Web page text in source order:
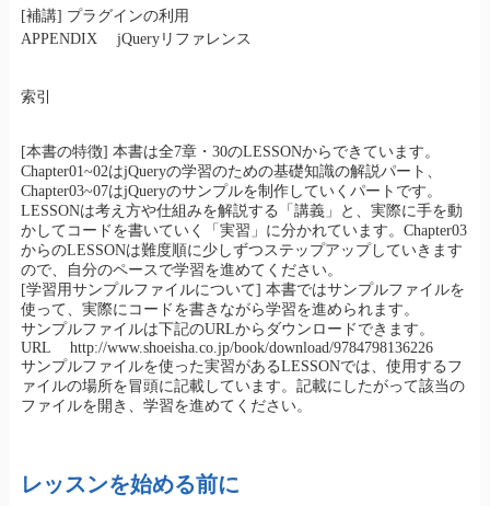
[補講] プラグインの利用
APPENDIX jQueryリファレンス
索引
[本書の特徴] 本書は全7章・30のLESSONからできています。
Chapter01~02はjQueryの学習のための基礎知識の解説パート、
Chapter03~07はjQueryのサンプルを制作していくパートです。
LESSONは考え方や仕組みを解説する「講義」と、実際に手を動
かしてコードを書いていく「実習」に分かれています。Chapter03
からのLESSONは難度順に少しずつステップアップしていきます
ので、自分のペースで学習を進めてください。
[学習用サンプルファイルについて] 本書ではサンプルファイルを
使って、実際にコードを書きながら学習を進められます。
サンプルファイルは下記のURLからダウンロードできます。
URL http://www.shoeisha.co.jp/book/download/9784798136226
サンプルファイルを使った実習があるLESSONでは、使用するフ
ァイルの場所を冒頭に記載しています。記載にしたがって該当の
ファイルを開き、学習を進めてください。
レッスンを始める前に